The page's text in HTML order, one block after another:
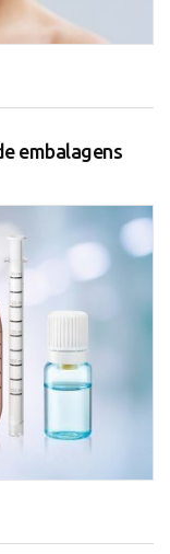
embalagens